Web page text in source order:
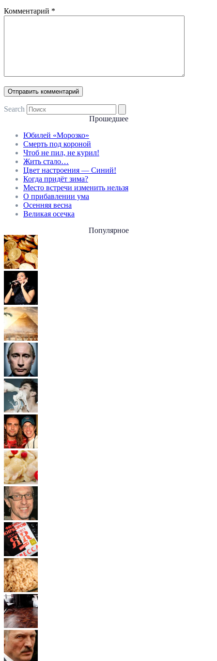
Комментарий *
Search
Прошедшее
Юбилей «Морозко»
Смерть под короной
Чтоб не пил, не курил!
Жить стало…
Цвет настроения — Синий!
Когда придёт зима?
Место встречи изменить нельзя
О прибавлении ума
Осенняя весна
Великая осечка
Популярное